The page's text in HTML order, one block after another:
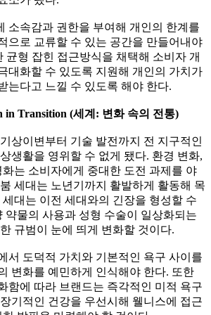
소속감과 권한을 부여해 개인의 한계를
으로 교류할 수 있는 공간을 만들어내야
균형 잡힌 접근방식을 채택해 소비자 개
대화할 수 있도록 지원해 개인의 가치가
는다고 느낄 수 있도록 해야 한다.
in Transition (세계: 변화 속의 전통)
상이변부터 기술 발전까지 전 지구적인
생활을 영위할 수 없게 됐다. 환경 변화,
는 소비자에게 중대한 도전 과제를 야
세대는 노년기까지 활발하게 활동해 목
대는 이전 세대와의 긴장을 형성할 수
약물의 사용과 성형 수술이 일상화되는
규범이 눈에 띄게 변화할 것이다.
서 도덕적 가치와 기본적인 욕구 사이를
변화를 예민하게 인식해야 한다. 또한
함에 따라 브랜드는 즉각적인 미적 욕구
기적인 건강을 우선시해 웰니스에 접근